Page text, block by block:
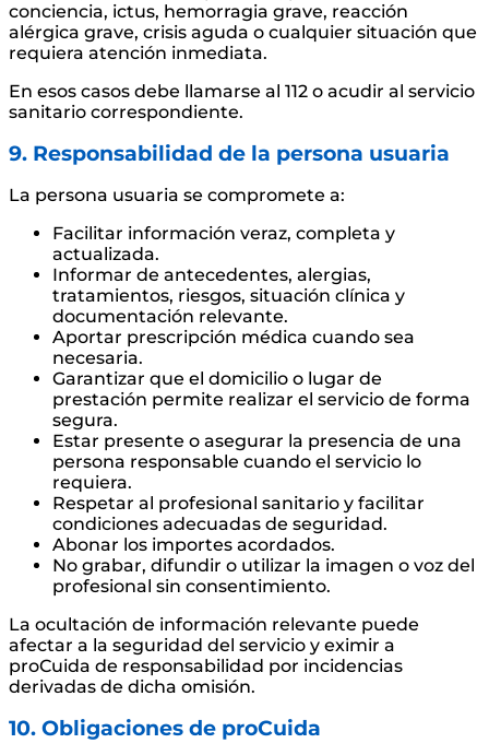
conciencia, ictus, hemorragia grave, reacción
alérgica grave, crisis aguda o cualquier situación que
requiera atención inmediata.
En esos casos debe llamarse al 112 o acudir al servicio
sanitario correspondiente.
9. Responsabilidad de la persona usuaria
La persona usuaria se compromete a:
Facilitar información veraz, completa y
actualizada.
Informar de antecedentes, alergias,
tratamientos, riesgos, situación clínica y
documentación relevante.
Aportar prescripción médica cuando sea
necesaria.
Garantizar que el domicilio o lugar de
prestación permite realizar el servicio de forma
segura.
Estar presente o asegurar la presencia de una
persona responsable cuando el servicio lo
requiera.
Respetar al profesional sanitario y facilitar
condiciones adecuadas de seguridad.
Abonar los importes acordados.
No grabar, difundir o utilizar la imagen o voz del
profesional sin consentimiento.
La ocultación de información relevante puede
afectar a la seguridad del servicio y eximir a
proCuida de responsabilidad por incidencias
derivadas de dicha omisión.
10. Obligaciones de proCuida